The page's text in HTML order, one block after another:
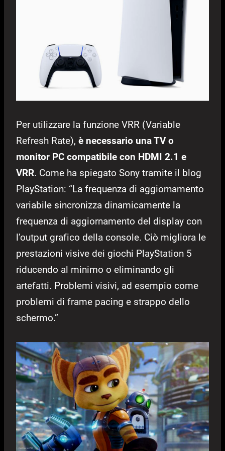
Per utilizzare la funzione VRR (Variable
Refresh Rate), è necessario una TV o
monitor PC compatibile con HDMI 2.1 e
VRR. Come ha spiegato Sony tramite il blog
PlayStation: “La frequenza di aggiornamento
variabile sincronizza dinamicamente la
frequenza di aggiornamento del display con
l’output grafico della console. Ciò migliora le
prestazioni visive dei giochi PlayStation 5
riducendo al minimo o eliminando gli
artefatti. Problemi visivi, ad esempio come
problemi di frame pacing e strappo dello
schermo.”